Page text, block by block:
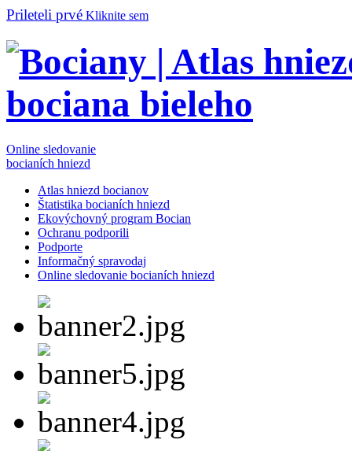
Prileteli prvé Kliknite sem
Online sledovanie
bocianích hniezd
Atlas hniezd bocianov
Štatistika bocianích hniezd
Ekovýchovný program Bocian
Ochranu podporili
Podporte
Informačný spravodaj
Online sledovanie bocianích hniezd